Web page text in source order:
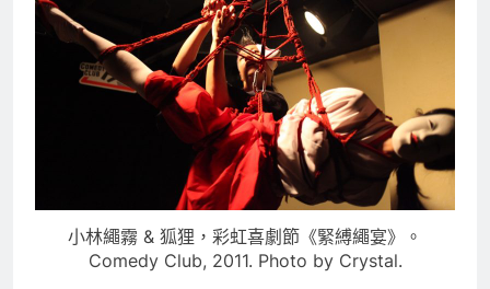
小林繩霧 & 狐狸，彩虹喜劇節《緊縛繩宴》。
Comedy Club, 2011. Photo by Crystal.